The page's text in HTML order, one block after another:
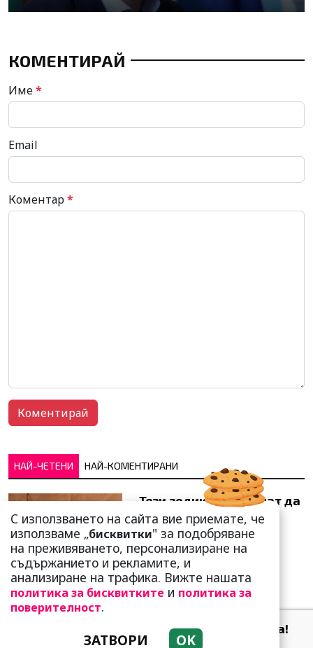
КОМЕНТИРАЙ
Име*
Email
Коментар*
НАЙ-ЧЕТЕНИ НАЙ-КОМЕНТИРАНИ
Тези зодии най-обичат да
не правят нищо! Те са
кралете на мързела
Като прахосмукачки са!
Парите буквално се
С използването на сайта вие приемате, че
използваме „бисквитки" за подобряване
на преживяването, персонализиране на
съдържанието и рекламите, и
анализиране на трафика. Вижте нашата
политика за бисквитките и политика за
поверителност.
ЗАТВОРИ OK